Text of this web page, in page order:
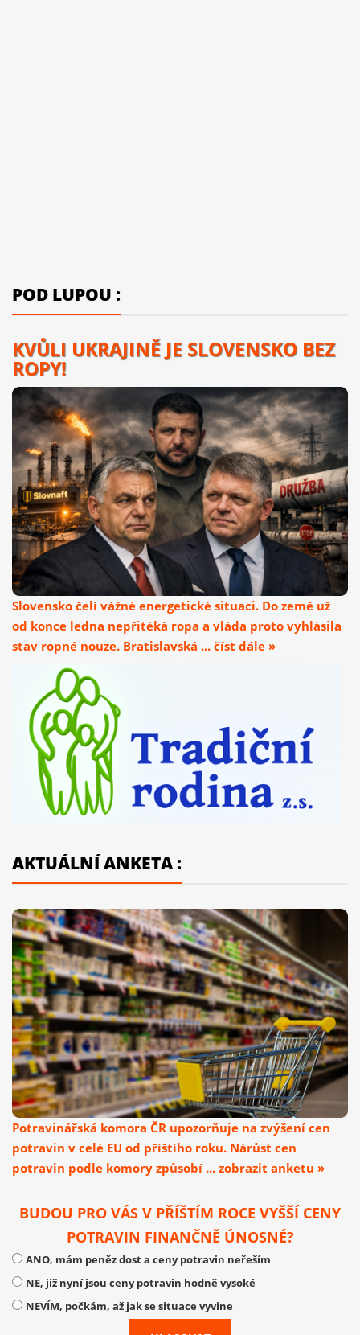
POD LUPOU :
KVŮLI UKRAJINĚ JE SLOVENSKO BEZ
ROPY!
Slovensko čelí vážné energetické situaci. Do země už
od konce ledna nepřitéká ropa a vláda proto vyhlásila
stav ropné nouze. Bratislavská ... číst dále »
AKTUÁLNÍ ANKETA :
Potravinářská komora ČR upozorňuje na zvýšení cen
potravin v celé EU od příštího roku. Nárůst cen
potravin podle komory způsobí ... zobrazit anketu »
BUDOU PRO VÁS V PŘÍŠTÍM ROCE VYŠŠÍ CENY
POTRAVIN FINANČNĚ ÚNOSNÉ?
ANO, mám peněz dost a ceny potravin neřeším
NE, již nyní jsou ceny potravin hodně vysoké
NEVÍM, počkám, až jak se situace vyvine